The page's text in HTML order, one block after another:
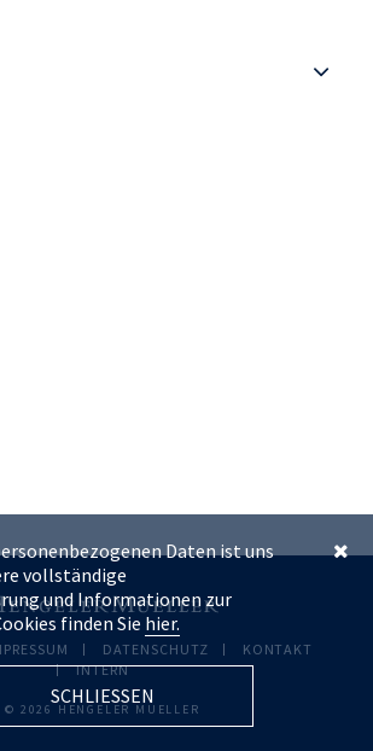
DATENSCHUTZ
KONTAKT
INTERN
© 2026 HENGELER MUELLER
Daten ist uns
vollständige
und Informationen zur
finden Sie hier.
SCHLIESSEN